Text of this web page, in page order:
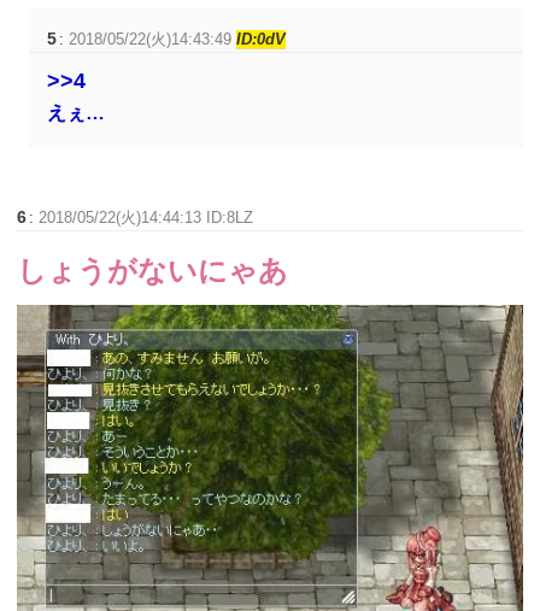
5 :2018/05/22(火)14:43:49ID:0dV
>>4
えぇ…
6 :2018/05/22(火)14:44:13 ID:8LZ
しょうがないにゃあ